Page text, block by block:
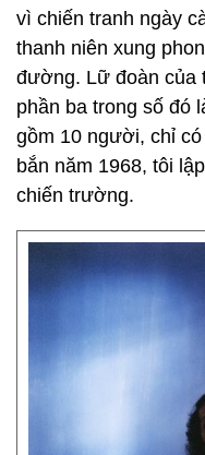
vì chiến tranh ngày
thanh niên xung
đường. Lữ đoàn của
phần ba trong số đó
gồm 10 người, chỉ
bắn năm 1968, tôi
chiến trường.